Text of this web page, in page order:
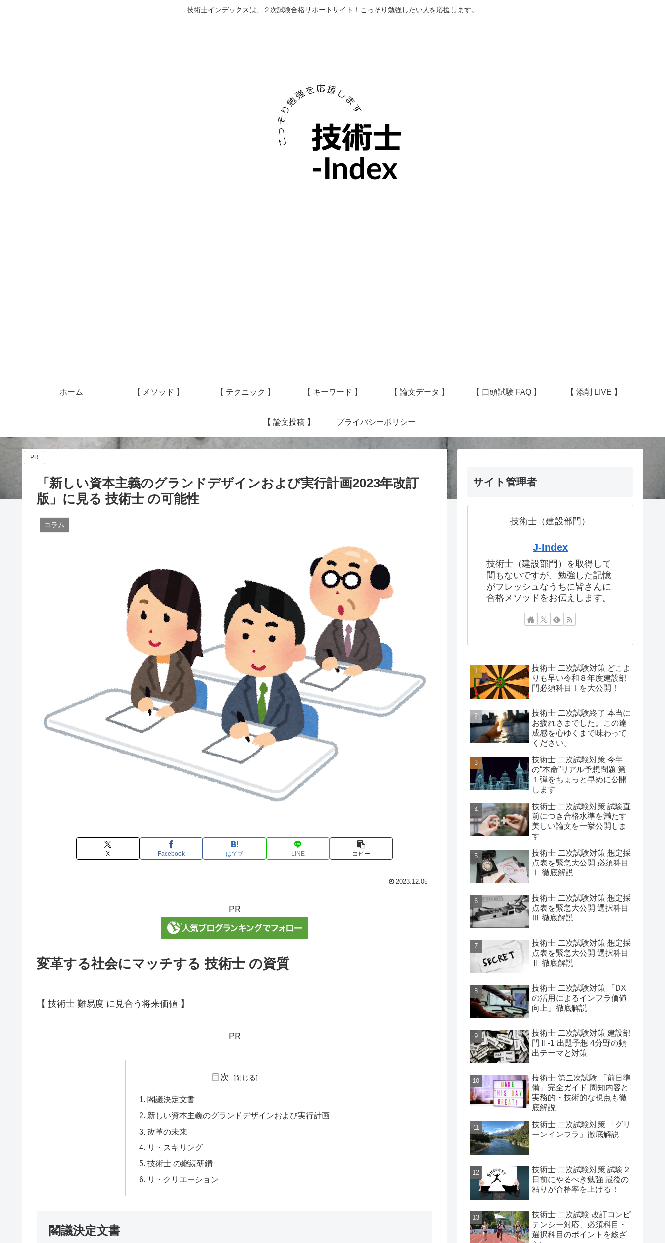
技術士インデックスは、２次試験合格サポートサイト！こっそり勉強したい人を応援します。
ホーム 【 メソッド 】 【 テクニック 】 【 キーワード 】 【 論文データ 】 【 口頭試験 FAQ 】 【 添削 LIVE 】
【 論文投稿 】 プライバシーポリシー
PR
「新しい資本主義のグランドデザインおよび実行計画2023年改訂
版」に見る 技術士 の可能性
コラム
X Facebook はてブ LINE コピー
2023.12.05
PR
変革する社会にマッチする 技術士 の資質
【 技術士 難易度 に見合う将来価値 】
PR
目次
閣議決定文書
新しい資本主義のグランドデザインおよび実行計画
改革の未来
リ・スキリング
技術士 の継続研鑽
リ・クリエーション
閣議決定文書
サイト管理者
技術士（建設部門）
J-Index
技術士（建設部門）を取得して
間もないですが、勉強した記憶
がフレッシュなうちに皆さんに
合格メソッドをお伝えします。
技術士 二次試験対策 どこよ
りも早い令和８年度建設部
門必須科目Ⅰを大公開！
技術士 二次試験終了 本当に
お疲れさまでした。この達
成感を心ゆくまで味わって
ください。
技術士 二次試験対策 今年
の“本命”リアル予想問題 第
１弾をちょっと早めに公開
します
技術士 二次試験対策 試験直
前につき合格水準を満たす
美しい論文を一挙公開しま
す
技術士 二次試験対策 想定採
点表を緊急大公開 必須科目
Ⅰ 徹底解説
技術士 二次試験対策 想定採
点表を緊急大公開 選択科目
Ⅲ 徹底解説
技術士 二次試験対策 想定採
点表を緊急大公開 選択科目
Ⅱ 徹底解説
技術士 二次試験対策 「DX
の活用によるインフラ価値
向上」徹底解説
技術士 二次試験対策 建設部
門Ⅱ-1 出題予想 4分野の頻
出テーマと対策
技術士 第二次試験 「前日準
備」完全ガイド 周知内容と
実務的・技術的な視点も徹
底解説
技術士 二次試験対策 「グリ
ーンインフラ」徹底解説
技術士 二次試験対策 試験２
日前にやるべき勉強 最後の
粘りが合格率を上げる！
技術士 二次試験 改訂コンピ
テンシー対応、必須科目・
選択科目のポイントを総ざ